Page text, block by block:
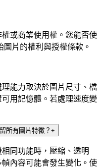
或商業使用權。您能否使
圖片的權利與授權條款。
能力取決於圖片尺寸、檔
用記憶體。若處理速度變
所有圖片特徵？ +
同功能時，壓縮、透明
內容可能會發生變化。使